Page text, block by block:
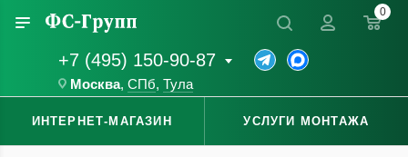
+7 (495) 150-90-87
Москва, СПб, Тула
0
ИНТЕРНЕТ-МАГАЗИН УСЛУГИ МОНТАЖА